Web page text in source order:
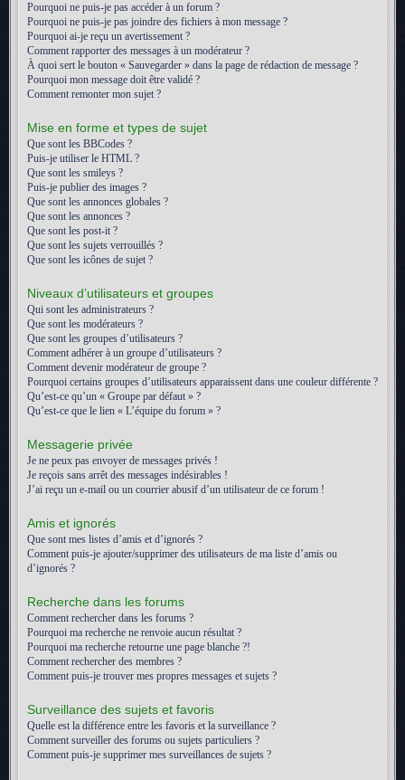
Pourquoi ne puis-je pas accéder à un forum ?
Pourquoi ne puis-je pas joindre des fichiers à mon message ?
Pourquoi ai-je reçu un avertissement ?
Comment rapporter des messages à un modérateur ?
À quoi sert le bouton « Sauvegarder » dans la page de rédaction de message ?
Pourquoi mon message doit être validé ?
Comment remonter mon sujet ?
Mise en forme et types de sujet
Que sont les BBCodes ?
Puis-je utiliser le HTML ?
Que sont les smileys ?
Puis-je publier des images ?
Que sont les annonces globales ?
Que sont les annonces ?
Que sont les post-it ?
Que sont les sujets verrouillés ?
Que sont les icônes de sujet ?
Niveaux d’utilisateurs et groupes
Qui sont les administrateurs ?
Que sont les modérateurs ?
Que sont les groupes d’utilisateurs ?
Comment adhérer à un groupe d’utilisateurs ?
Comment devenir modérateur de groupe ?
Pourquoi certains groupes d’utilisateurs apparaissent dans une couleur différente ?
Qu’est-ce qu’un « Groupe par défaut » ?
Qu’est-ce que le lien « L’équipe du forum » ?
Messagerie privée
Je ne peux pas envoyer de messages privés !
Je reçois sans arrêt des messages indésirables !
J’ai reçu un e-mail ou un courrier abusif d’un utilisateur de ce forum !
Amis et ignorés
Que sont mes listes d’amis et d’ignorés ?
Comment puis-je ajouter/supprimer des utilisateurs de ma liste d’amis ou
d’ignorés ?
Recherche dans les forums
Comment rechercher dans les forums ?
Pourquoi ma recherche ne renvoie aucun résultat ?
Pourquoi ma recherche retourne une page blanche ?!
Comment rechercher des membres ?
Comment puis-je trouver mes propres messages et sujets ?
Surveillance des sujets et favoris
Quelle est la différence entre les favoris et la surveillance ?
Comment surveiller des forums ou sujets particuliers ?
Comment puis-je supprimer mes surveillances de sujets ?